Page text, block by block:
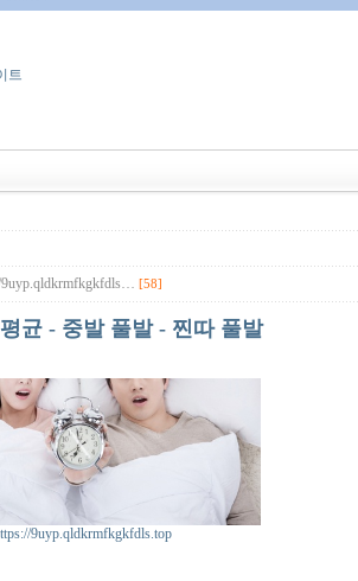
9uyp.qldkrmfkgkfdls… [58]
균 - 중발 풀발 - 찐따 풀발
9uyp.qldkrmfkgkfdls.top